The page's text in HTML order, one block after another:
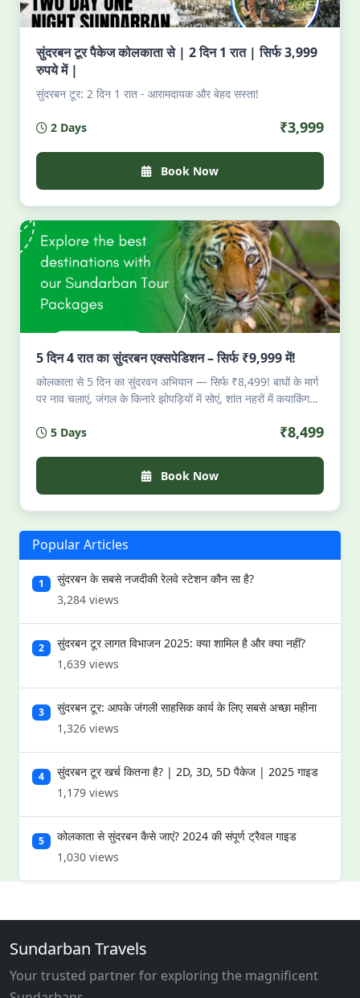
सुंदरबन टूर पैकेज कोलकाता से | 2 दिन 1 रात | सिर्फ 3,999
रुपये में |
सुंदरबन टूर: 2 दिन 1 रात - आरामदायक और बेहद सस्ता!
2 Days ₹3,999
Book Now
5 दिन 4 रात का सुंदरबन एक्सपेडिशन – सिर्फ ₹9,999 में!
कोलकाता से 5 दिन का सुंदरवन अभियान — सिर्फ ₹8,499! बाघों के मार्ग
पर नाव चलाएं, जंगल के किनारे झोपड़ियों में सोएं, शांत नहरों में कयाकिंग
भोजन, ठहराव, गाइड — सब शामिल। सीमित सीटें। जो जंगल की पुकार
5 Days ₹8,499
Book Now
Popular Articles
1
सुंदरबन के सबसे नजदीकी रेलवे स्टेशन कौन सा है?
3,284 views
2
सुंदरबन टूर लागत विभाजन 2025: क्या शामिल है और क्या नहीं?
1,639 views
3
सुंदरबन टूर: आपके जंगली साहसिक कार्य के लिए सबसे अच्छा महीना
1,326 views
4
सुंदरबन टूर खर्च कितना है? | 2D, 3D, 5D पैकेज | 2025 गाइड
1,179 views
5
कोलकाता से सुंदरबन कैसे जाएं? 2024 की संपूर्ण ट्रैवल गाइड
1,030 views
Sundarban Travels
Your trusted partner for exploring the magnificent